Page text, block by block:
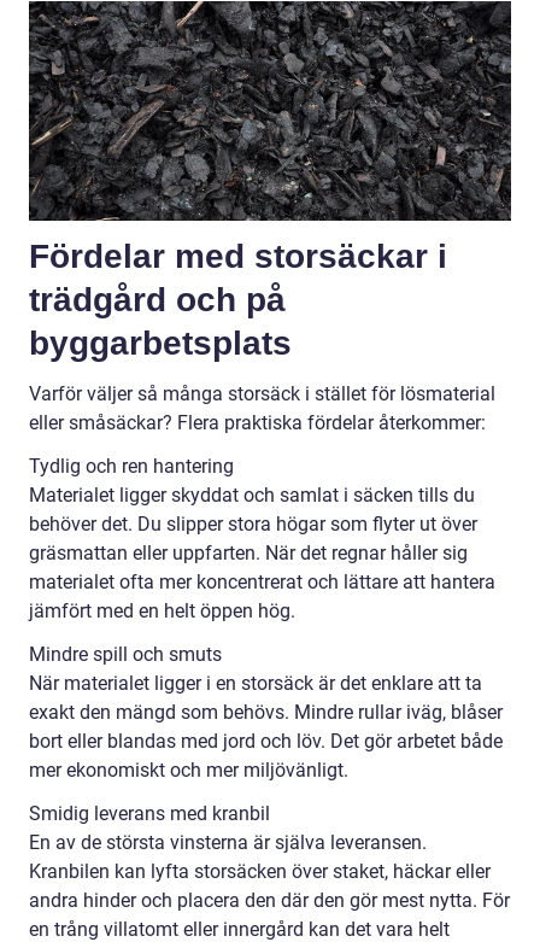
Fördelar med storsäckar i
trädgård och på
byggarbetsplats
Varför väljer så många storsäck i stället för lösmaterial
eller småsäckar? Flera praktiska fördelar återkommer:
Tydlig och ren hantering
Materialet ligger skyddat och samlat i säcken tills du
behöver det. Du slipper stora högar som flyter ut över
gräsmattan eller uppfarten. När det regnar håller sig
materialet ofta mer koncentrerat och lättare att hantera
jämfört med en helt öppen hög.
Mindre spill och smuts
När materialet ligger i en storsäck är det enklare att ta
exakt den mängd som behövs. Mindre rullar iväg, blåser
bort eller blandas med jord och löv. Det gör arbetet både
mer ekonomiskt och mer miljövänligt.
Smidig leverans med kranbil
En av de största vinsterna är själva leveransen.
Kranbilen kan lyfta storsäcken över staket, häckar eller
andra hinder och placera den där den gör mest nytta. För
en trång villatomt eller innergård kan det vara helt